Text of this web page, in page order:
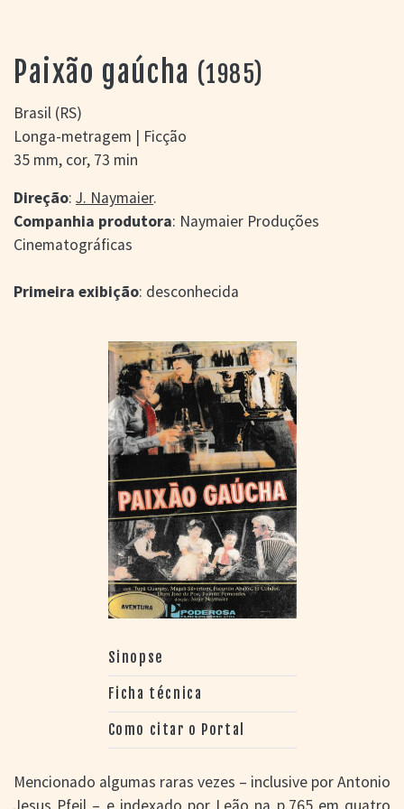
PORTAL DO
CINEMA GAÚCHO
> BUSCA AVANÇADA
> LISTA DE FILMES
> FILMOGRAFIAS DE
> DISCOGRAFIAS
> BIBLIOGRAFIAS
CONTATO E
Paixão gaúcha (1985)
Brasil (RS)
Longa-metragem | Ficção
35 mm, cor, 73 min
Direção: J. Naymaier.
Companhia produtora: Naymaier Produções
Cinematográficas
Primeira exibição: desconhecida
Sinopse
Ficha técnica
Como citar o Portal
Mencionado algumas raras vezes – inclusive por Antonio